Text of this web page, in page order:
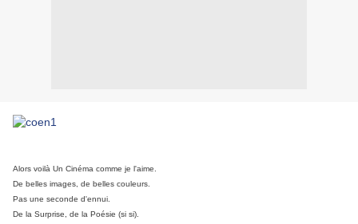
Alors voilà Un Cinéma comme je l'aime.
De belles images, de belles couleurs.
Pas une seconde d'ennui.
De la Surprise, de la Poésie (si si).